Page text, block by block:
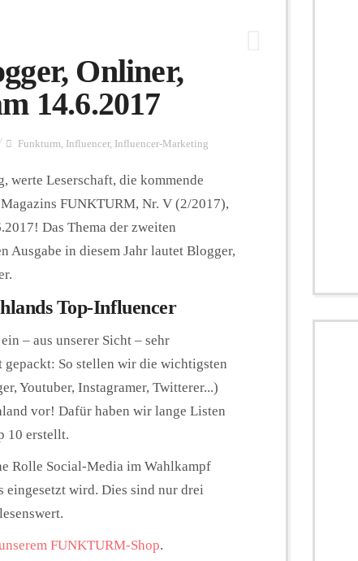
Onliner,
14.6.2017
Funkturm, Influencer, Influencer-Marketing
werte Leserschaft, die kommende
FUNKTURM, Nr. V (2/2017),
Das Thema der zweiten
Ausgabe in diesem Jahr lautet Blogger,
Top-Influencer
– aus unserer Sicht – sehr
gepackt: So stellen wir die wichtigsten
Youtuber, Instagramer, Twitterer...)
vor! Dafür haben wir lange Listen
10 erstellt.
Rolle Social-Media im Wahlkampf
wird. Dies sind nur drei
FUNKTURM-Shop.